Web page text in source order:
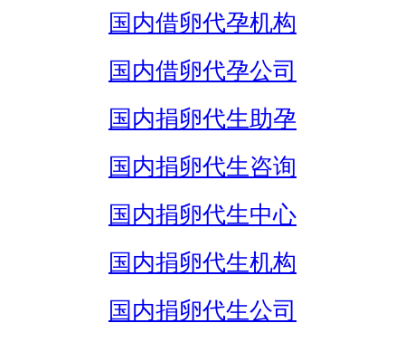
国内借卵代孕机构
国内借卵代孕公司
国内捐卵代生助孕
国内捐卵代生咨询
国内捐卵代生中心
国内捐卵代生机构
国内捐卵代生公司